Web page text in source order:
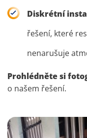
Diskrétní
řešení, které
nenarušuje
Prohlédněte si
o našem řešení.